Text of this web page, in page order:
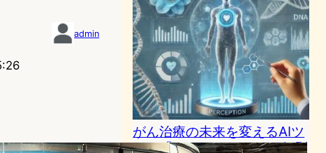
admin
がん治療の未来を変えるAIツ
ール「PERCEPTION」、個別